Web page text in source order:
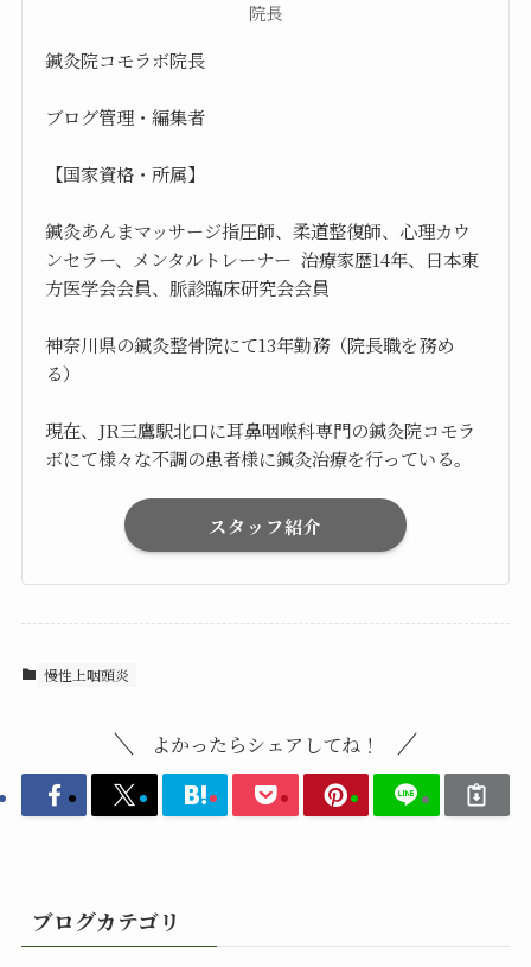
院長
鍼灸院コモラボ院長
ブログ管理・編集者
【国家資格・所属】
鍼灸あんまマッサージ指圧師、柔道整復師、心理カウ
ンセラー、メンタルトレーナー 治療家歴14年、日本東
方医学会会員、脈診臨床研究会会員
神奈川県の鍼灸整骨院にて13年勤務（院長職を務め
る）
現在、JR三鷹駅北口に耳鼻咽喉科専門の鍼灸院コモラ
ボにて様々な不調の患者様に鍼灸治療を行っている。
スタッフ紹介
慢性上咽頭炎
よかったらシェアしてね！
ブログカテゴリ